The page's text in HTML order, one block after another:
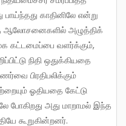
பாய்ந்தது காதினிலே என்று
ஆலோசனைகளில் அழுத்திக்
கட்டமைப்பை வளர்க்கும்,
நிதி ஒதுக்கியதை
பிரதிபலிக்கும்
ஓதியதை கேட்டு
போகிறது அது மாறாமல் இந்த
கூறுகின்றனர்.